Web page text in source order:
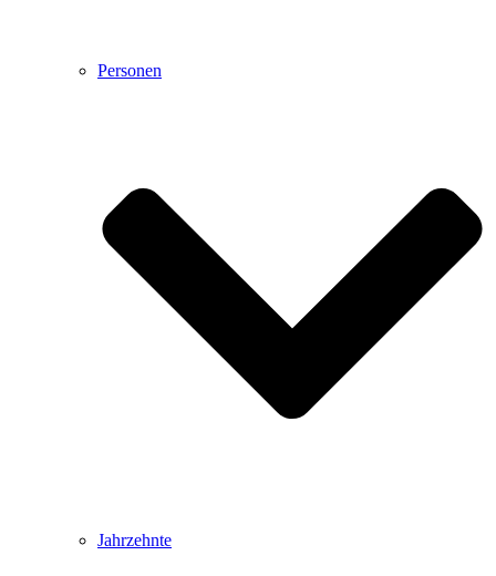
Personen
Jahrzehnte